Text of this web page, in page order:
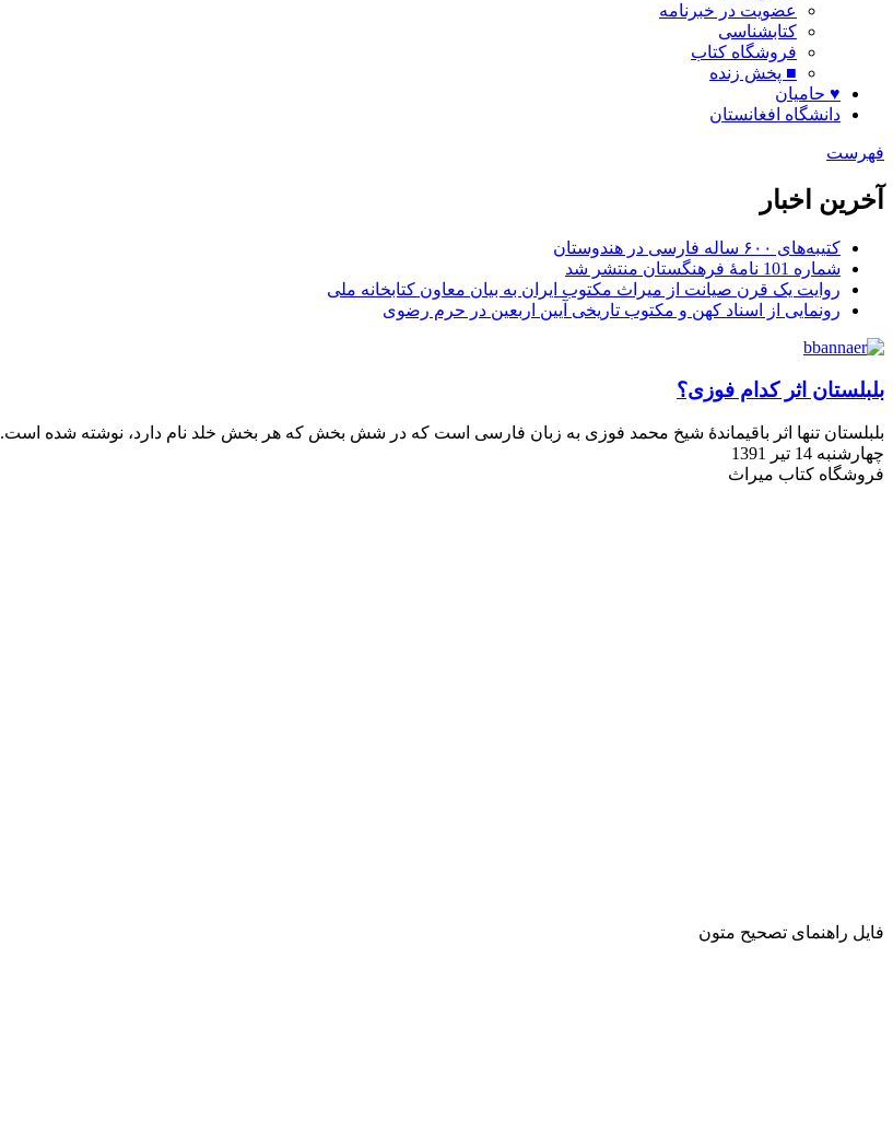
عضویت در خبرنامه
کتابشناسی
فروشگاه کتاب
■ پخش زنده
♥ حامیان
دانشگاه افغانستان
فهرست
آخرین اخبار
کتیبه‌های ۶۰۰ ساله فارسی در هندوستان
شماره 101 نامۀ فرهنگستان منتشر شد
روایت یک قرن صیانت از میراث مکتوب ایران به بیان معاون کتابخانه ملی
رونمایی از اسناد کهن و مکتوب تاریخی آیین اربعین در حرم رضوی
بلبلستان اثر کدام فوزی؟
بلبلستان تنها اثر باقیماندۀ شیخ محمد فوزی به زبان فارسی است که در شش بخش که هر بخش خلد نام دارد، نوشته شده است.
چهارشنبه 14 تیر 1391
فروشگاه کتاب میراث
فایل راهنمای تصحیح متون